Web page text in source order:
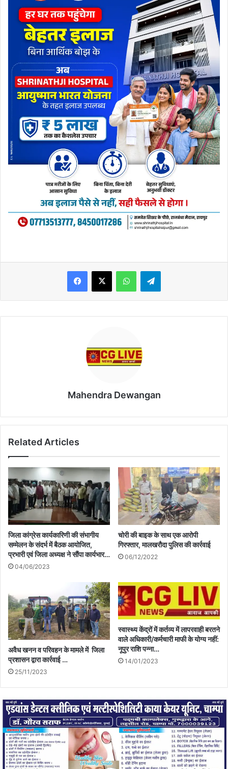
WhatsAppTelegram
Mahendra Dewangan
Related Articles
जिला कांग्रेस कार्यकारिणी की संभागीय
सम्मेलन के संदर्भ में बैठक आयोजित,
प्रभारी एवं जिला अध्यक्ष ने सौंपा कार्यभार…
04/06/2023
चोरी की बाइक के साथ एक आरोपी
गिरफ्तार, मालखरौदा पुलिस की कार्रवाई
06/12/2022
अवैध खनन व परिवहन के मामले में जिला
प्रशासन द्वारा कार्रवाई …
25/11/2023
स्वास्थ्य केंद्रों में कर्तव्य में लापरवाही बरतने
वाले अधिकारी/कर्मचारी माफी के योग्य नहीं:
नूपुर राशि पन्ना…
14/01/2023